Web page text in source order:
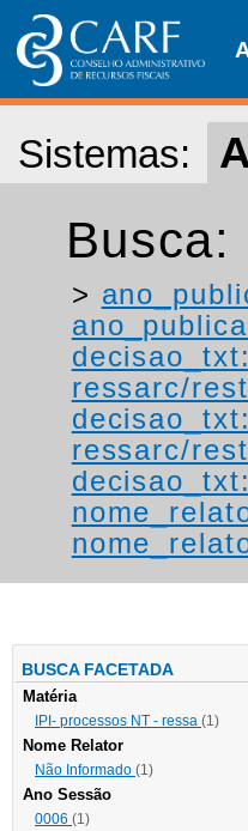
Sistemas:
Busca:
>
ressarc/
ressarc/
BUSCA FACETADA
Matéria
IPI- processos NT - ressa (1)
Nome Relator
Não Informado (1)
Ano Sessão
0006 (1)